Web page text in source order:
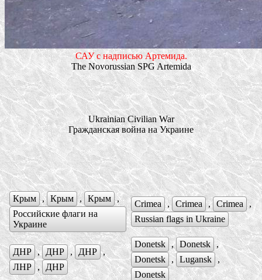
САУ с надписью Артемида.
The Novorussian SPG Artemida
Ukrainian Civilian War
Гражданская война на Украине
Крым , Крым , Крым ,
Российские флаги на
Украине
Crimea , Crimea , Crimea
,
Russian flags in Ukraine
ДНР , ДНР , ДНР ,
ЛНР , ДНР
Donetsk , Donetsk ,
Donetsk , Lugansk ,
Donetsk